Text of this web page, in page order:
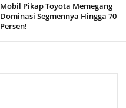
Mobil Pikap Toyota Memegang
Dominasi Segmennya Hingga 70
Persen!